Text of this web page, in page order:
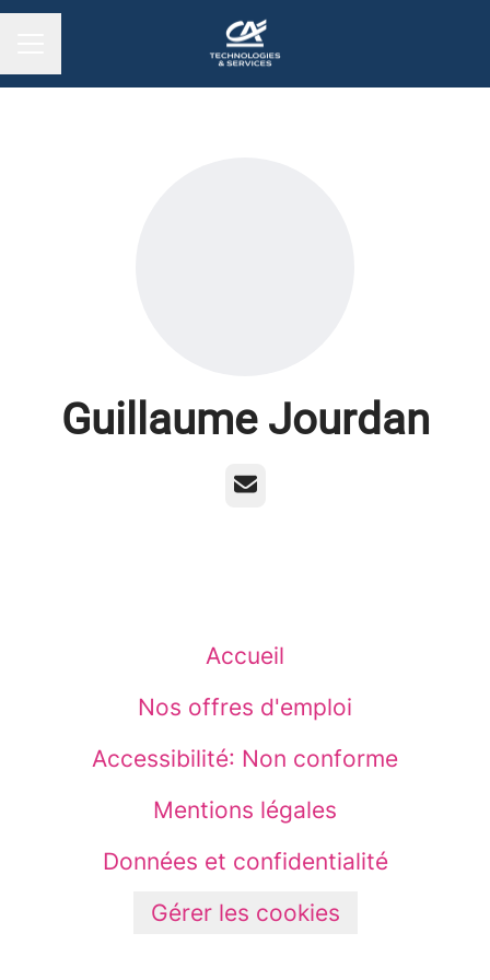
Guillaume Jourdan
E-mail
Accueil
Nos offres d'emploi
Accessibilité: Non conforme
Mentions légales
Données et confidentialité
Gérer les cookies